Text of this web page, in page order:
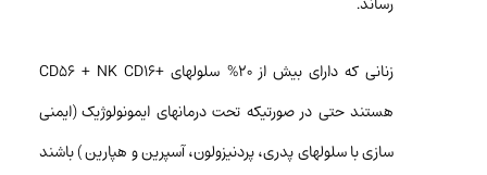
زنانی که دارای بیش از ۲۰% سلولهای +CD56 + NK CD16
هستند حتی در صورتیکه تحت درمانهای ایمونولوژیک (ایمنی
سازی با سلولهای پدری، پردنیزولون، آسپرین و هپارین ) باشند